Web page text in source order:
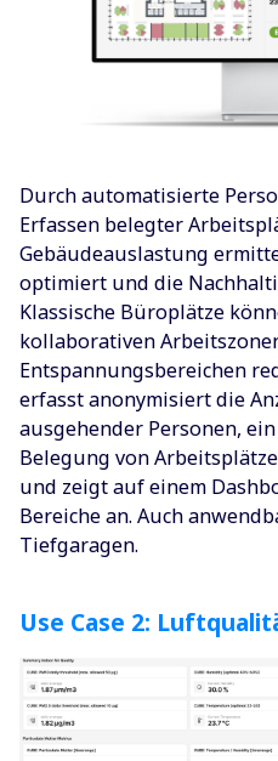
Durch automatisierte
Erfassen belegter
Gebäudeauslastung
optimiert und die
Klassische Büroplätze
kollaborativen
Entspannungsbereichen
erfasst anonymisiert die
ausgehender Personen,
Belegung von
und zeigt auf einem
Bereiche an. Auch
Tiefgaragen.
Use Case 2: